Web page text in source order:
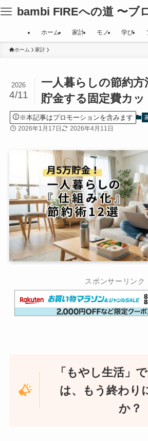
bambi FIREへの道 〜ブ
ホーム 家計 モノ 学び
ホーム 家計
一人暮らしの節約方
貯金する固定費カッ
2026
4/11
※本記事はプロモーションを含みます
2026年1月17日 2026年4月11日
スポンサーリンク
「もやし生活」
は、もう終わり
か？